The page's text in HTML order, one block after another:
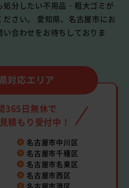
分したい不用品・粗大ゴミが
さい。 愛知県、名古屋市にお
合わせをお待ちしておりま
対応エリア
365日無休で
積もり受付中！
名古屋市中川区
名古屋市千種区
名古屋市名東区
名古屋市西区